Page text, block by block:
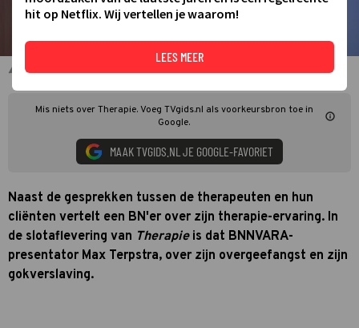
Max Terpstra voor Therapie
Mis niets over Therapie. Voeg TVgids.nl als voorkeursbron toe in
Google.
MAAK TVGIDS.NL JE GOOGLE-FAVORIET
Naast de gesprekken tussen de therapeuten en hun
cliënten vertelt een BN'er over zijn therapie-ervaring. In
de slotaflevering van Therapieis dat BNNVARA-
presentator Max Terpstra, over zijn overgeefangst en zijn
gokverslaving.
hit op Netflix. Wij vertellen je waarom!
LEES MEER